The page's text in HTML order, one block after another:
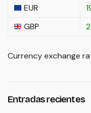
EUR
GBP
Currency exchange
Entradas recientes